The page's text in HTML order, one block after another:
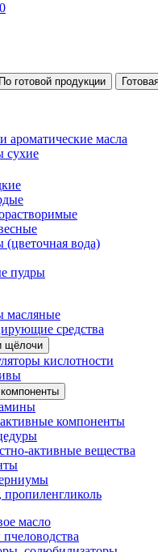
По готовой продукции
ароматические масла
сухие
(цветочная вода)
пудры
масляные
средства
щёлочи
кислотности
компоненты
активные вещества
масло